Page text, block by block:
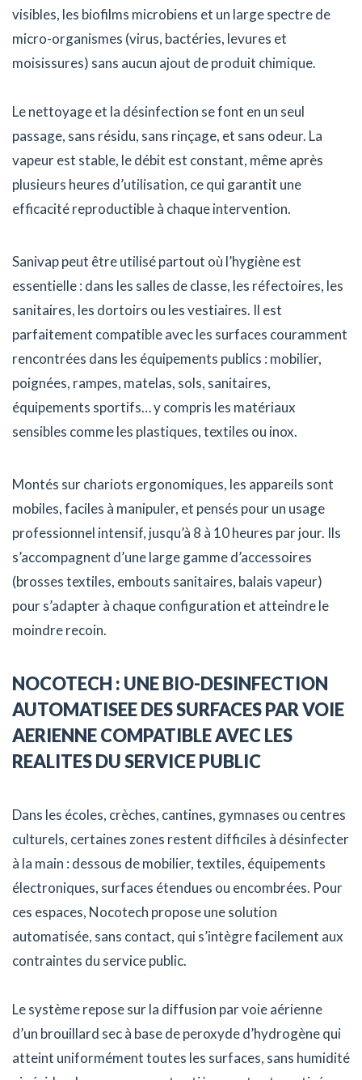
visibles, les biofilms microbiens et un large spectre de
micro-organismes (virus, bactéries, levures et
moisissures) sans aucun ajout de produit chimique.
Le nettoyage et la désinfection se font en un seul
passage, sans résidu, sans rinçage, et sans odeur. La
vapeur est stable, le débit est constant, même après
plusieurs heures d’utilisation, ce qui garantit une
efficacité reproductible à chaque intervention.
Sanivap peut être utilisé partout où l’hygiène est
essentielle : dans les salles de classe, les réfectoires, les
sanitaires, les dortoirs ou les vestiaires. Il est
parfaitement compatible avec les surfaces couramment
rencontrées dans les équipements publics : mobilier,
poignées, rampes, matelas, sols, sanitaires,
équipements sportifs… y compris les matériaux
sensibles comme les plastiques, textiles ou inox.
Montés sur chariots ergonomiques, les appareils sont
mobiles, faciles à manipuler, et pensés pour un usage
professionnel intensif, jusqu’à 8 à 10 heures par jour. Ils
s’accompagnent d’une large gamme d’accessoires
(brosses textiles, embouts sanitaires, balais vapeur)
pour s’adapter à chaque configuration et atteindre le
moindre recoin.
NOCOTECH : UNE BIO-DESINFECTION
AUTOMATISEE DES SURFACES PAR VOIE
AERIENNE COMPATIBLE AVEC LES
REALITES DU SERVICE PUBLIC
Dans les écoles, crèches, cantines, gymnases ou centres
culturels, certaines zones restent difficiles à désinfecter
à la main : dessous de mobilier, textiles, équipements
électroniques, surfaces étendues ou encombrées. Pour
ces espaces, Nocotech propose une solution
automatisée, sans contact, qui s’intègre facilement aux
contraintes du service public.
Le système repose sur la diffusion par voie aérienne
d’un brouillard sec à base de peroxyde d’hydrogène qui
atteint uniformément toutes les surfaces, sans humidité